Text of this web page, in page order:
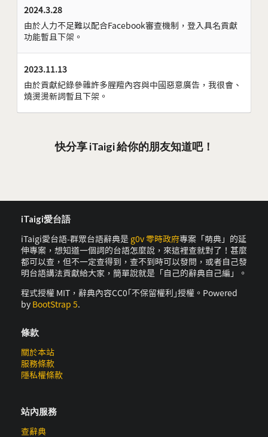
2024.3.28
由於人力不足難以配合Facebook審查機制，登入具名貢獻
功能暫且下架。
2023.11.13
由於貢獻紀錄參雜許多腥羶內容與中國惡意廣告，我很會、
燒燙燙新詞暫且下架。
快分享 iTaigi 給你的朋友知道吧！
iTaigi愛台語
iTaigi愛台語-群眾台語辭典是 g0v 零時政府專案「萌典」的延
伸專案，想知道一個詞的台語怎麼說，來這裡查就對了！甚麼
都可以查，但不一定查得到，查不到時可以發問，或者自己發
明台語講法貢獻給大家，簡單說就是「自己的辭典自己編」。
程式授權 MIT，辭典內容CC0｢不保留權利｣授權。Powered
by BootStrap 5.
條款
關於本站
服務條款
隱私權條款
站內服務
查辭典